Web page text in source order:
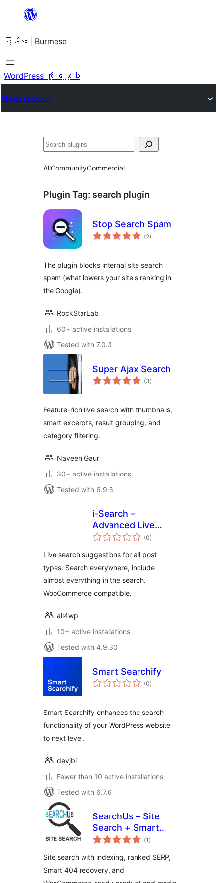
အကြောင်းအရာ
ကျော်သွား
ရန်
မြန်မာ | Burmese
WordPress ကို ရယူပါ
Plugin Directory
ရှာ
AllCommunityCommercial
Plugin Tag: search plugin
Stop Search Spam
(2total
ratings
)
The plugin blocks internal site search
spam (what lowers your site's ranking in
the Google).
RockStarLab
60+ active installations
Tested with 7.0.3
Super Ajax Search
(3total
ratings
)
Feature-rich live search with thumbnails,
smart excerpts, result grouping, and
category filtering.
Naveen Gaur
30+ active installations
Tested with 6.9.6
i-Search –
Advanced Live
Search
(0total
ratings
)
Live search suggestions for all post
types. Search everywhere, include
almost everything in the search.
WooCommerce compatible.
all4wp
10+ active installations
Tested with 4.9.30
Smart Searchify
(0total
ratings
)
Smart Searchify enhances the search
functionality of your WordPress website
to next level.
devjbi
Fewer than 10 active installations
Tested with 6.7.6
SearchUs – Site
Search + Smart
404 Recovery
(1 total
ratings
)
Site search with indexing, ranked SERP,
Smart 404 recovery, and